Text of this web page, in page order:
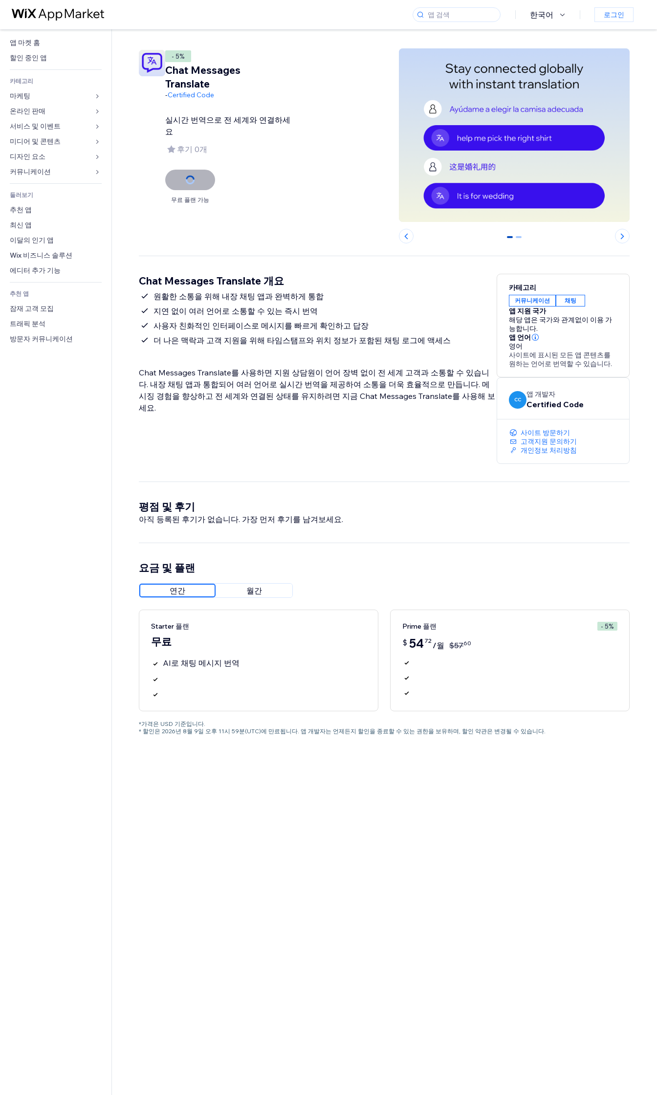
한국어 로그인
앱 마켓 홈
할인 중인 앱
카테고리
마케팅
광고
모바일
사이트 통계
사이트 목록
이메일
온라인 판매
쇼핑몰 관련 앱
배송
판매 버튼
회계
쿠폰 및 로열티
창고 서비스
식품 및 음료
서비스 및 이벤트
호텔
이벤트
음식점
부동산
예약
미디어 및 콘텐츠
갤러리
뮤직
팟캐스트
사진
동영상
PDF
파일 공유
소식
디자인 요소
지도 및 내비게이션
개인정보 및 보안
시계
페이지 템플릿
이미지 효과
버튼 & 메뉴
배너 및 배지
계산기
검색
일기예보
차트 및 표
양식
블로그
설문
채팅
메모
전화번호
커뮤니티
평가와 후기
CRM
둘러보기
추천 앱
최신 앱
이달의 인기 앱
Wix 비즈니스 솔루션
에디터 추가 기능
추천 앱
잠재 고객 모집
트래픽 분석
방문자 커뮤니케이션
- 5%
Chat Messages
Translate
-Certified Code
실시간 번역으로 전 세계와 연결하세
요
후기 0개
무료 플랜 가능
0 1
Chat Messages Translate 개요
원활한 소통을 위해 내장 채팅 앱과 완벽하게 통합
지연 없이 여러 언어로 소통할 수 있는 즉시 번역
사용자 친화적인 인터페이스로 메시지를 빠르게 확인하고 답장
더 나은 맥락과 고객 지원을 위해 타임스탬프와 위치 정보가 포함된 채팅 로그에 액세스
Chat Messages Translate를 사용하면 지원 상담원이 언어 장벽 없이 전 세계 고객과 소통할 수 있습니
다. 내장 채팅 앱과 통합되어 여러 언어로 실시간 번역을 제공하여 소통을 더욱 효율적으로 만듭니다. 메
시징 경험을 향상하고 전 세계와 연결된 상태를 유지하려면 지금 Chat Messages Translate를 사용해 보
세요.
카테고리
커뮤니케이션 채팅
앱 지원 국가
해당 앱은 국가와 관계없이 이용 가
능합니다.
앱 언어
영어
사이트에 표시된 모든 앱 콘텐츠를
원하는 언어로 번역할 수 있습니다.
CC
앱 개발자
Certified Code
사이트 방문하기
고객지원 문의하기
개인정보 처리방침
평점 및 후기
아직 등록된 후기가 없습니다. 가장 먼저 후기를 남겨보세요.
요금 및 플랜
연간 월간
Starter 플랜
무료
AI로 채팅 메시지 번역
Prime 플랜 - 5%
$ 54 72 /월 $5760
*가격은 USD 기준입니다.
* 할인은 2026년 8월 9일 오후 11시 59분(UTC)에 만료됩니다. 앱 개발자는 언제든지 할인을 종료할 수 있는 권한을 보유하며, 할인 약관은 변경될 수 있습니다.